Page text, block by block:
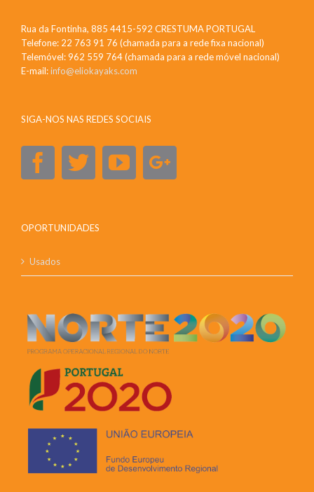
Rua da Fontinha, 885 4415-592 CRESTUMA PORTUGAL
Telefone: 22 763 91 76 (chamada para a rede fixa nacional)
Telemóvel: 962 559 764 (chamada para a rede móvel nacional)
E-mail:info@eliokayaks.com
SIGA-NOS NAS REDES SOCIAIS
OPORTUNIDADES
Usados